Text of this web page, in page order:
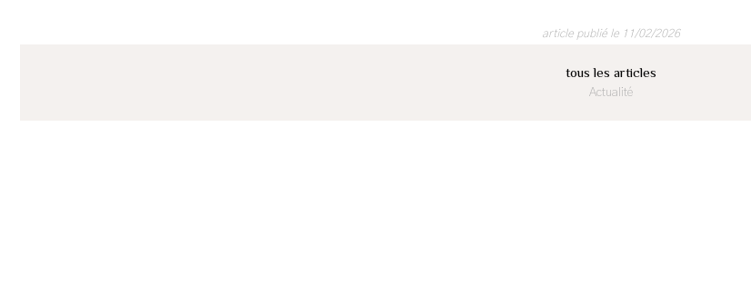
article publié le 11/02/2026
tous les articles
Actualité